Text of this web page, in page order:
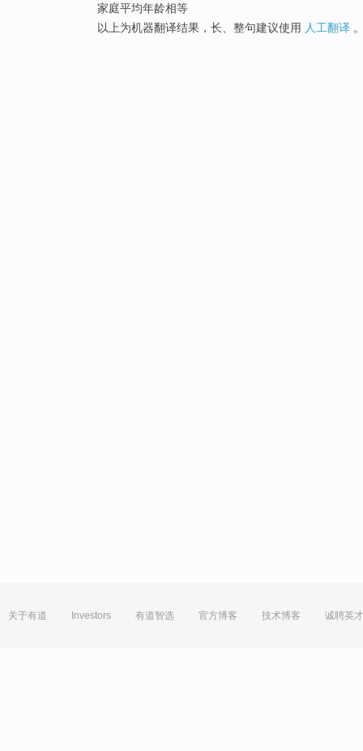
家庭平均年龄相等
以上为机器翻译结果，长、整句建议使用 人工翻译
关于有道 Investors 有道智选 官方博客 技术博客 诚聘英才